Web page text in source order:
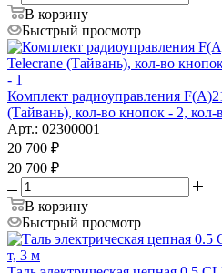
В корзину
Быстрый просмотр
Комплект радиоуправления
(Тайвань), кол-во кнопок - 2, кол-
Арт.: 02300001
20 700 ₽
20 700 ₽
В корзину
Быстрый просмотр